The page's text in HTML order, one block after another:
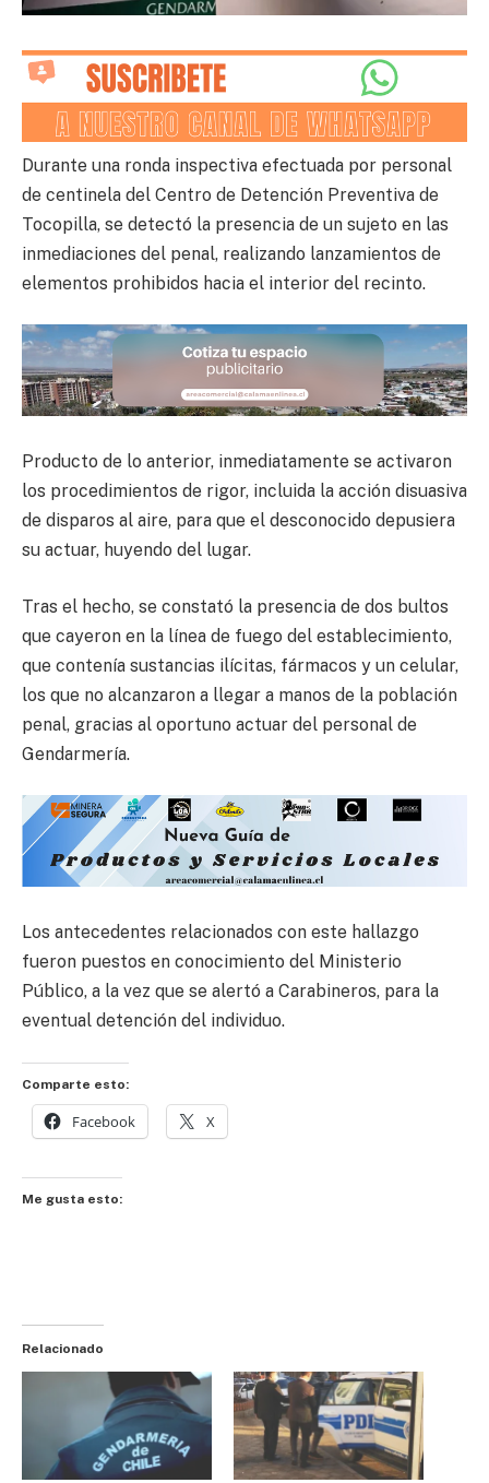
Durante una ronda inspectiva efectuada por personal
de centinela del Centro de Detención Preventiva de
Tocopilla, se detectó la presencia de un sujeto en las
inmediaciones del penal, realizando lanzamientos de
elementos prohibidos hacia el interior del recinto.
Producto de lo anterior, inmediatamente se activaron
los procedimientos de rigor, incluida la acción disuasiva
de disparos al aire, para que el desconocido depusiera
su actuar, huyendo del lugar.
Tras el hecho, se constató la presencia de dos bultos
que cayeron en la línea de fuego del establecimiento,
que contenía sustancias ilícitas, fármacos y un celular,
los que no alcanzaron a llegar a manos de la población
penal, gracias al oportuno actuar del personal de
Gendarmería.
Los antecedentes relacionados con este hallazgo
fueron puestos en conocimiento del Ministerio
Público, a la vez que se alertó a Carabineros, para la
eventual detención del individuo.
Comparte esto:
Facebook X
Me gusta esto:
Relacionado